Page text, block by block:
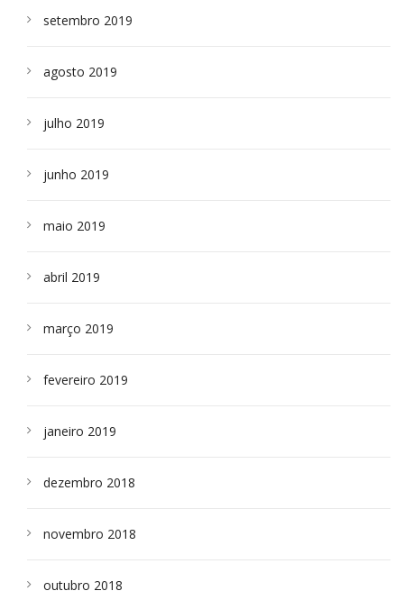
setembro 2019
agosto 2019
julho 2019
junho 2019
maio 2019
abril 2019
março 2019
fevereiro 2019
janeiro 2019
dezembro 2018
novembro 2018
outubro 2018